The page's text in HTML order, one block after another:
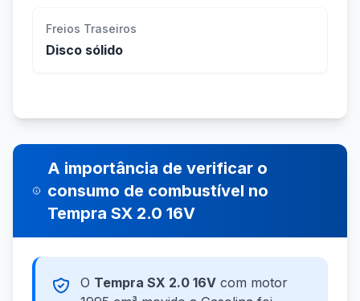
Freios Traseiros
Disco sólido
A importância de verificar o
consumo de combustível no
Tempra SX 2.0 16V
O Tempra SX 2.0 16V com motor